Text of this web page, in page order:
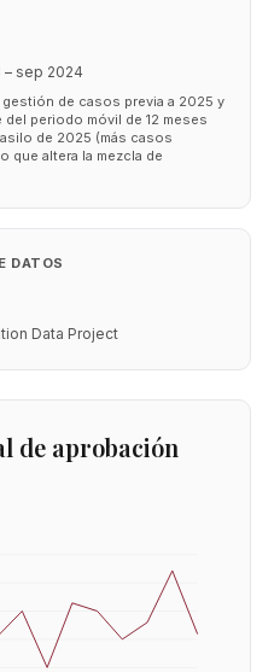
sep 2024
de casos previa a 2025 y
periodo móvil de 12 meses
de 2025 (más casos
que altera la mezcla de
DATOS
Data Project
de aprobación